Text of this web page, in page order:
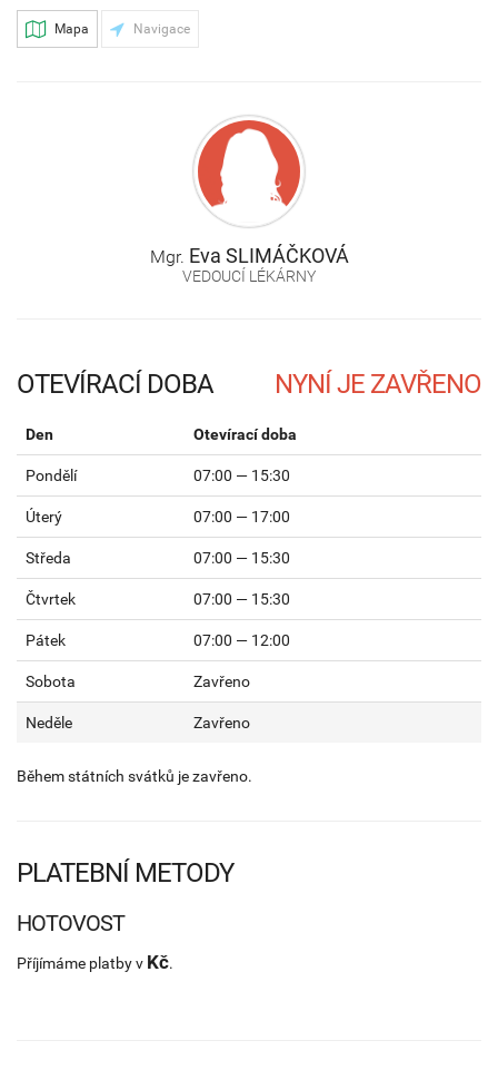
Mapa Navigace
Mgr. Eva SLIMÁČKOVÁ
VEDOUCÍ LÉKÁRNY
OTEVÍRACÍ DOBA
Den Otevírací doba
Pondělí 07:00 — 15:30
Úterý 07:00 — 17:00
Středa 07:00 — 15:30
Čtvrtek 07:00 — 15:30
Pátek 07:00 — 12:00
Sobota Zavřeno
Neděle Zavřeno
Během státních svátků je zavřeno.
PLATEBNÍ METODY
HOTOVOST
Příjímáme platby v Kč.